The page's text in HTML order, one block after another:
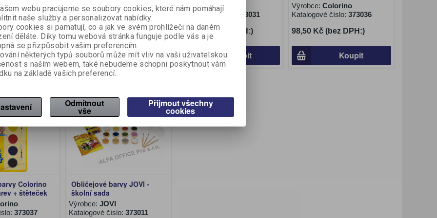
373000
DPH:)
Koupit
Výrobce:JOVI
Katalogové číslo:373010
117 Kč (bez DPH:)
Koupit
Výrobce:Colorino
Katalogové číslo:
373031
98,50 Kč (bez DPH:)
Koupit
Výrobce: Colorino
Katalogové číslo: 373036
98,50 Kč (bez DPH:)
Koupit
Colorino
+ štěteček
373037
Na objednání
6,40 %
Obličejové barvy JOVI -
školní sada
Výrobce: JOVI
Katalogové číslo: 373011
webu pracujeme se soubory cookies, které nám pomáhají
naše služby a personalizovat nabídky.
cookies si pamatují, co a jak ve svém prohlížeči na daném
děláte. Díky tomu webová stránka funguje podle vás a je
se přizpůsobit vašim preferencím.
některých typů souborů může mít vliv na vaši uživatelskou
s naším webem, také nebudeme schopni poskytnout vám
na základě vašich preferencí.
Odmítnout
vše
Přijmout všechny
cookies